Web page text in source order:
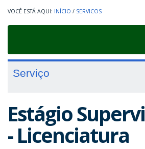
INÍCIO / SERVICOS
Serviço
Estágio
- Licenciatura